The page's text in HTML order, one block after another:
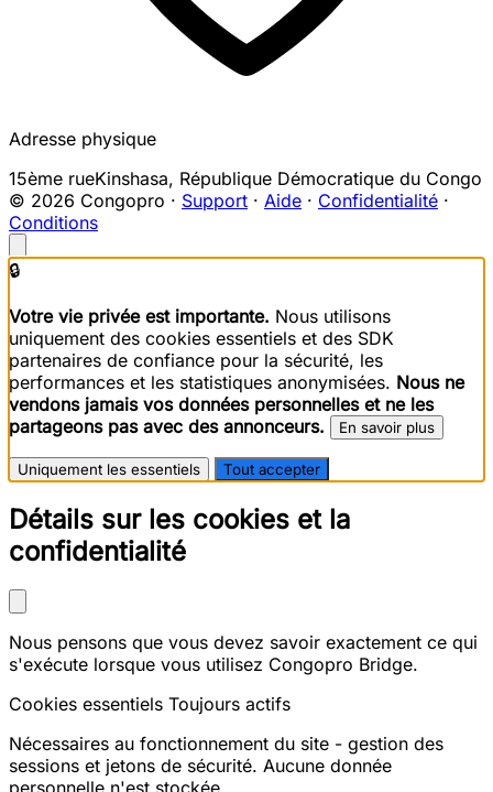
Adresse physique
15ème rueKinshasa, République Démocratique du Congo
© 2026 Congopro · Support · Aide · Confidentialité ·
Conditions
🔒
Votre vie privée est importante. Nous utilisons
uniquement des cookies essentiels et des SDK
partenaires de confiance pour la sécurité, les
performances et les statistiques anonymisées. Nous ne
vendons jamais vos données personnelles et ne les
partageons pas avec des annonceurs.
En savoir plus
Uniquement les essentiels Tout accepter
Détails sur les cookies et la
confidentialité
Nous pensons que vous devez savoir exactement ce qui
s'exécute lorsque vous utilisez Congopro Bridge.
Cookies essentiels Toujours actifs
Nécessaires au fonctionnement du site - gestion des
sessions et jetons de sécurité. Aucune donnée
personnelle n'est stockée.